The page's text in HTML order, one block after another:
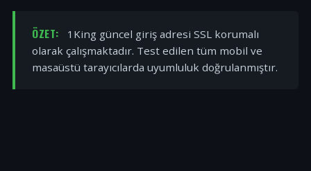
ÖZET:
1King güncel giriş adresi SSL korumalı
olarak çalışmaktadır. Test edilen tüm mobil ve
masaüstü tarayıcılarda uyumluluk doğrulanmıştır.